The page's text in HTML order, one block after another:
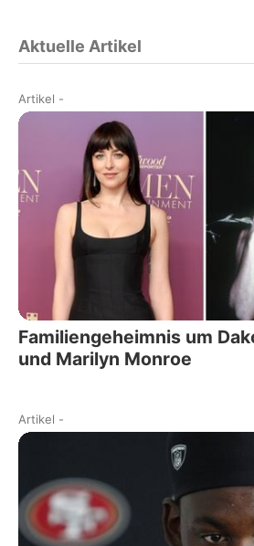
Aktuelle Artikel
Artikel -
Familiengeheimnis um
und Marilyn Monroe
Artikel -